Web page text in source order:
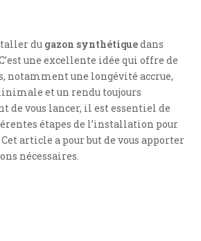
du gazon synthétiquedans
une excellente idée qui offre de
notamment une longévité accrue,
et un rendu toujours
de vous lancer, il est essentiel de
étapes de l’installation pour
article a pour but de vous apporter
nécessaires.